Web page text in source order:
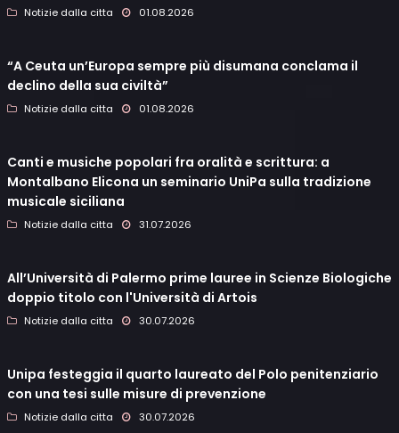
Notizie dalla citta 01.08.2026
“A Ceuta un’Europa sempre più disumana conclama il
declino della sua civiltà”
Notizie dalla citta 01.08.2026
Canti e musiche popolari fra oralità e scrittura: a
Montalbano Elicona un seminario UniPa sulla tradizione
musicale siciliana
Notizie dalla citta 31.07.2026
All’Università di Palermo prime lauree in Scienze Biologiche
doppio titolo con l'Università di Artois
Notizie dalla citta 30.07.2026
Unipa festeggia il quarto laureato del Polo penitenziario
con una tesi sulle misure di prevenzione
Notizie dalla citta 30.07.2026